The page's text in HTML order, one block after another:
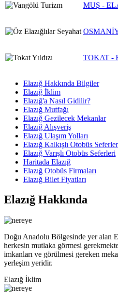
MUŞ -
TOKAT -
Elazığ Hakkında Bilgiler
Elazığ İklim
Elazığ'a Nasıl Gidilir?
Elazığ Mutfağı
Elazığ Gezilecek Mekanlar
Elazığ Alışveriş
Elazığ Ulaşım Yolları
Elazığ Kalkışlı Otobüs
Elazığ Varışlı Otobüs Seferleri
Haritada Elazığ
Elazığ Otobüs Firmaları
Elazığ Bilet Fiyatları
Elazığ Hakkında
Doğu Anadolu Bölgesinde yer alan
herkesin mutlaka görmesi
imkanları ve görülmesi gereken
yerleşim yeridir.
Elazığ İklim